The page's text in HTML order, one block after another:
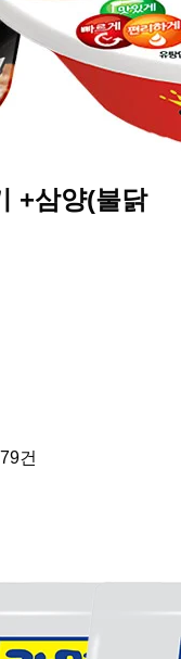
+삼양(불닭
건